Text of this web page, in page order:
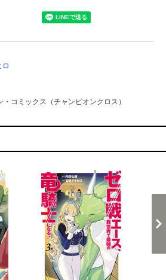
コミックス（チャンピオンクロス）